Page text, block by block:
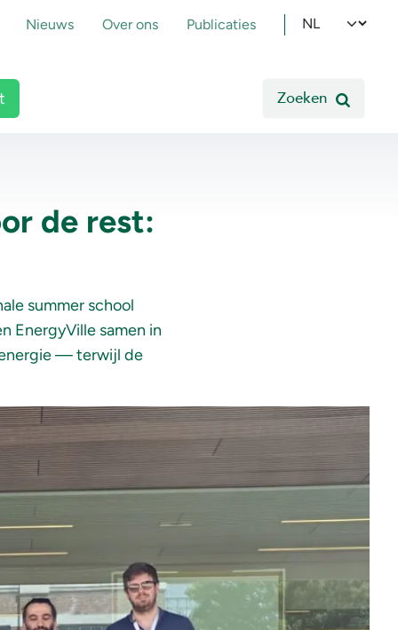
Nieuws Over ons Publicaties Select your
Zoeken
de rest:
summer school
EnergyVille samen in
—terwijl de